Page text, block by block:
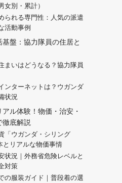
女別・累計）
られる専門性：人気の派遣
活動事例
盤：協力隊員の住居と
まいはどうなる？協力隊員
ンターネットは？ウガンダ
状況
ル体験！物価・治安・
徹底解説
「ウガンダ・シリング
とリアルな物価事情
状況｜外務省危険レベルと
対策
の服装ガイド｜普段着の選